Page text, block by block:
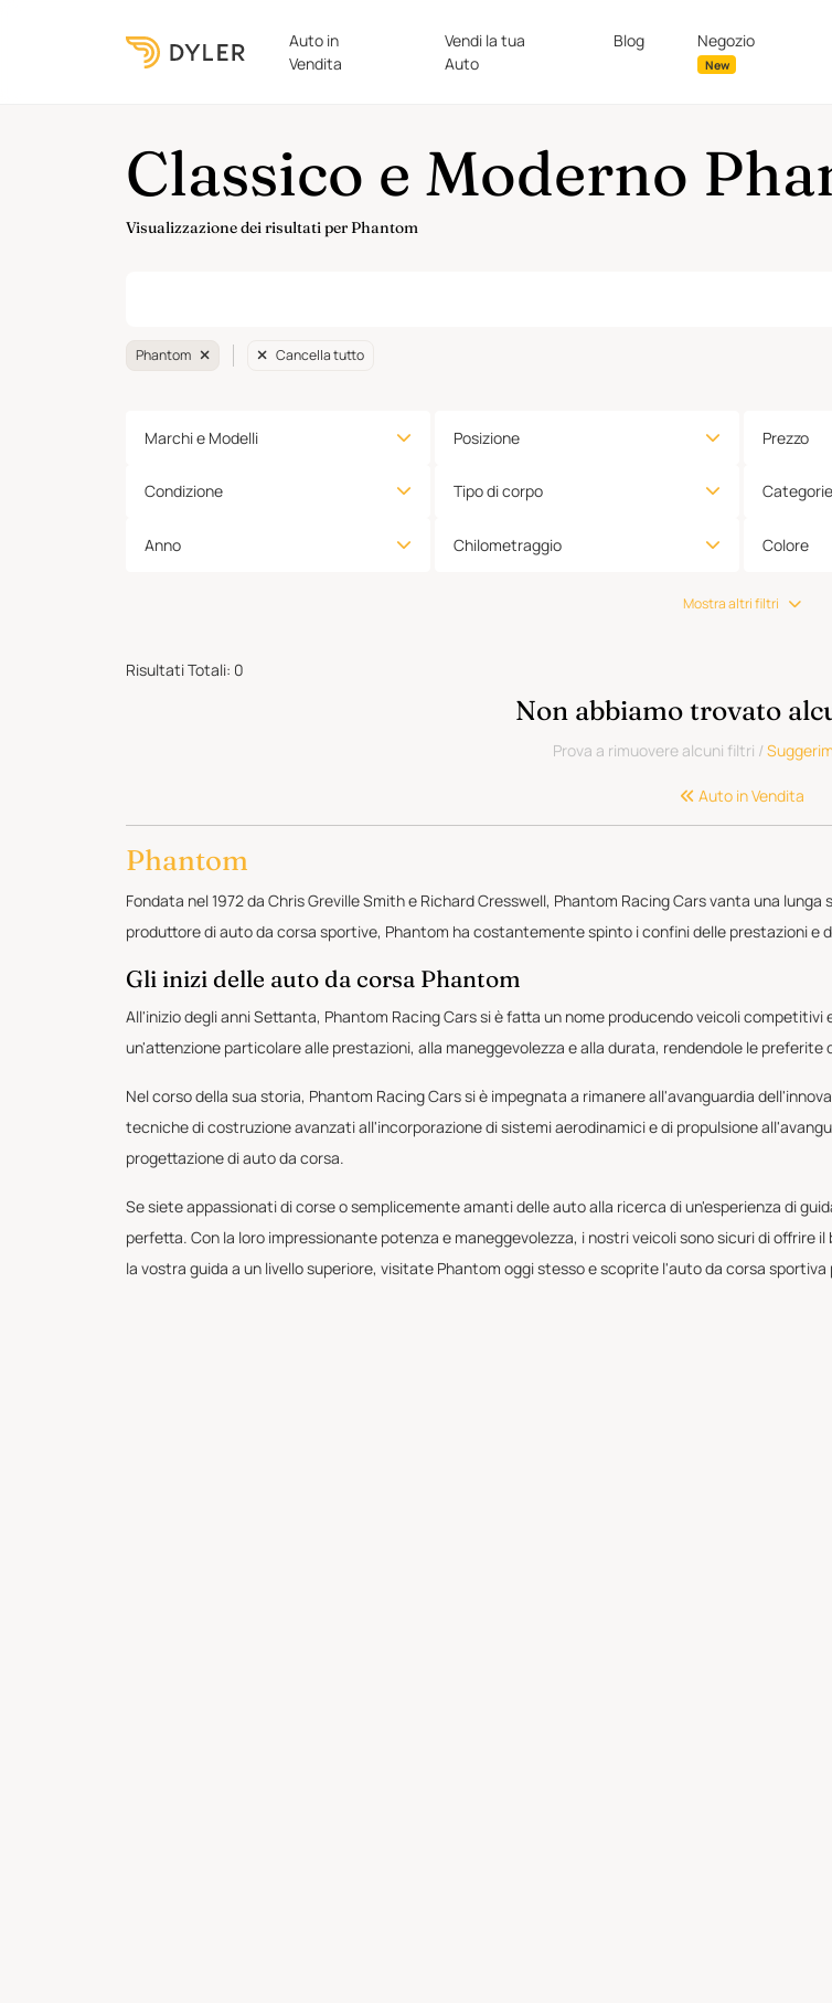
Auto in
Vendita
Vendi la tua
Auto
Blog Negozio
New
Classico e Moderno
Visualizzazione dei risultati per Phantom
Phantom Cancella tutto
Marchi e Modelli
Condizione
Anno
Posizione
Tipo di corpo
Chilometraggio
Prezzo
Categorie
Colore
Mostra altri filtri
Risultati Totali: 0
Non abbiamo trovato
Prova a rimuovere alcuni filtri /
Auto in Vendita
Phantom
Fondata nel 1972 da Chris Greville Smith e Richard Cresswell, Phantom Racing Cars vanta una
produttore di auto da corsa sportive, Phantom ha costantemente spinto i confini delle prestazioni
Gli inizi delle auto da corsa Phantom
All'inizio degli anni Settanta, Phantom Racing Cars si è fatta un nome producendo veicoli
un'attenzione particolare alle prestazioni, alla maneggevolezza e alla durata, rendendole le preferite
Nel corso della sua storia, Phantom Racing Cars si è impegnata a rimanere all'avanguardia
tecniche di costruzione avanzati all'incorporazione di sistemi aerodinamici e di propulsione
progettazione di auto da corsa.
Se siete appassionati di corse o semplicemente amanti delle auto alla ricerca di un'esperienza di
perfetta. Con la loro impressionante potenza e maneggevolezza, i nostri veicoli sono sicuri di
la vostra guida a un livello superiore, visitate Phantom oggi stesso e scoprite l'auto da corsa sportiva